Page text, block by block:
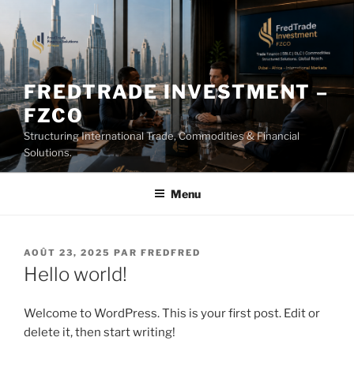
contenu
principal
FREDTRADE INVESTMENT –
FZCO
Structuring International Trade, Commodities & Financial
Solutions.
Menu
PUBLIÉ
LE
AOÛT 23, 2025 PAR FREDFRED
Hello world!
Welcome to WordPress. This is your first post. Edit or
delete it, then start writing!